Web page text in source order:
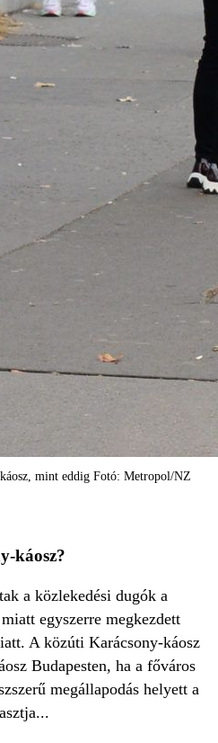
mint eddig Fotó: Metropol/NZ
káosz?
a közlekedési dugók a
egyszerre megkezdett
A közúti Karácsony-káosz
Budapesten, ha a főváros
megállapodás helyett a